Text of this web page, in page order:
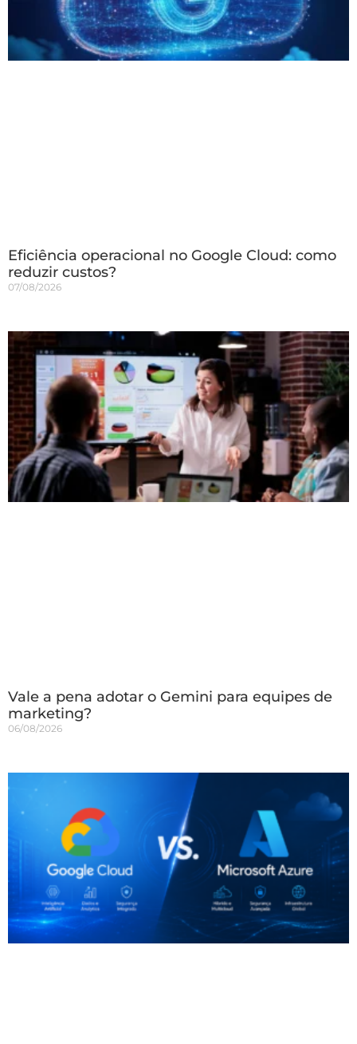
Eficiência operacional no Google Cloud: como
reduzir custos?
07/08/2026
Vale a pena adotar o Gemini para equipes de
marketing?
06/08/2026